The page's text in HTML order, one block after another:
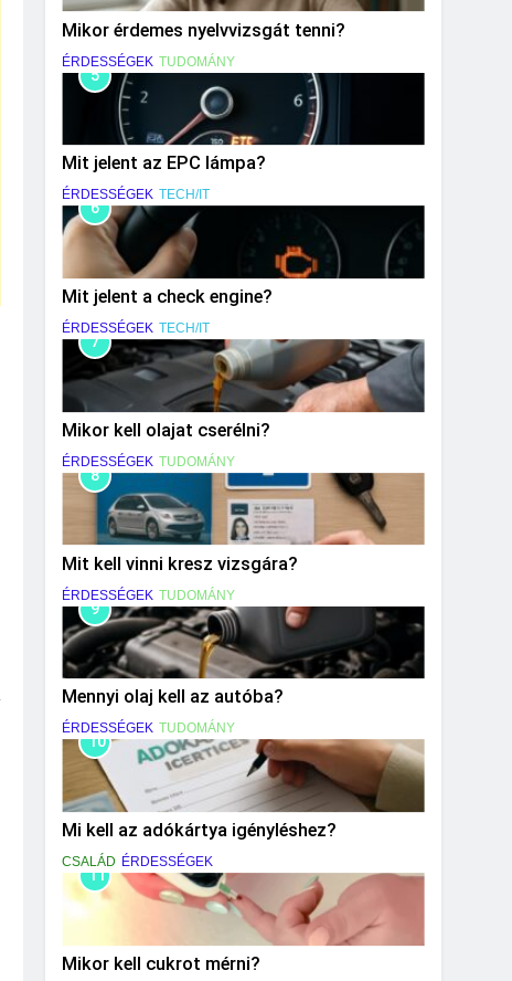
Mikor érdemes nyelvvizsgát tenni?
ÉRDESSÉGEK TUDOMÁNY
5
Mit jelent az EPC lámpa?
ÉRDESSÉGEK TECH/IT
6
Mit jelent a check engine?
ÉRDESSÉGEK TECH/IT
7
Mikor kell olajat cserélni?
ÉRDESSÉGEK TUDOMÁNY
8
Mit kell vinni kresz vizsgára?
ÉRDESSÉGEK TUDOMÁNY
9
Mennyi olaj kell az autóba?
ÉRDESSÉGEK TUDOMÁNY
10
Mi kell az adókártya igényléshez?
CSALÁD ÉRDESSÉGEK
11
Mikor kell cukrot mérni?